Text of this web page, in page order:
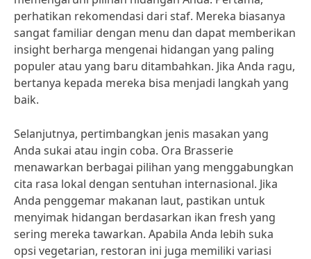
perhatikan rekomendasi dari staf. Mereka biasanya
sangat familiar dengan menu dan dapat memberikan
insight berharga mengenai hidangan yang paling
populer atau yang baru ditambahkan. Jika Anda ragu,
bertanya kepada mereka bisa menjadi langkah yang
baik.
Selanjutnya, pertimbangkan jenis masakan yang
Anda sukai atau ingin coba. Ora Brasserie
menawarkan berbagai pilihan yang menggabungkan
cita rasa lokal dengan sentuhan internasional. Jika
Anda penggemar makanan laut, pastikan untuk
menyimak hidangan berdasarkan ikan fresh yang
sering mereka tawarkan. Apabila Anda lebih suka
opsi vegetarian, restoran ini juga memiliki variasi